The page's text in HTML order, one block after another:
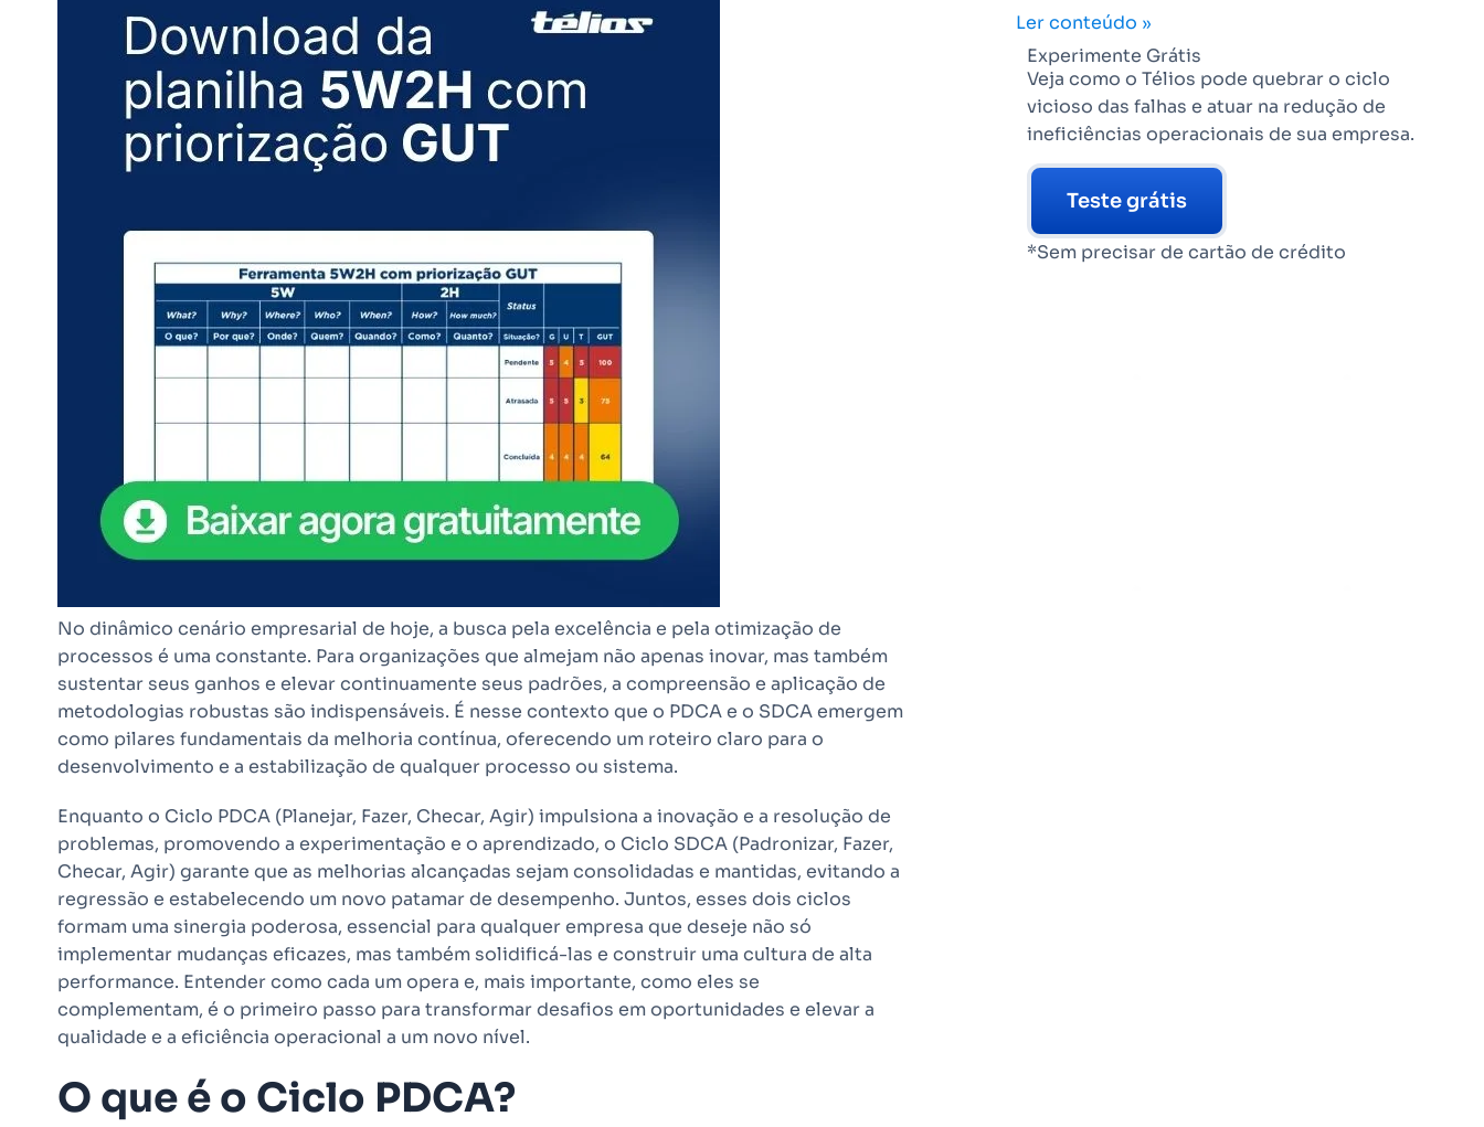
No dinâmico cenário empresarial de hoje, a busca pela excelência e pela otimização de
processos é uma constante. Para organizações que almejam não apenas inovar, mas também
sustentar seus ganhos e elevar continuamente seus padrões, a compreensão e aplicação de
metodologias robustas são indispensáveis. É nesse contexto que o PDCA e o SDCA emergem
como pilares fundamentais da melhoria contínua, oferecendo um roteiro claro para o
desenvolvimento e a estabilização de qualquer processo ou sistema.
Enquanto o Ciclo PDCA (Planejar, Fazer, Checar, Agir) impulsiona a inovação e a resolução de
problemas, promovendo a experimentação e o aprendizado, o Ciclo SDCA (Padronizar, Fazer,
Checar, Agir) garante que as melhorias alcançadas sejam consolidadas e mantidas, evitando a
regressão e estabelecendo um novo patamar de desempenho. Juntos, esses dois ciclos
formam uma sinergia poderosa, essencial para qualquer empresa que deseje não só
implementar mudanças eficazes, mas também solidificá-las e construir uma cultura de alta
performance. Entender como cada um opera e, mais importante, como eles se
complementam, é o primeiro passo para transformar desafios em oportunidades e elevar a
qualidade e a eficiência operacional a um novo nível.
O que é o Ciclo PDCA?
Ler conteúdo »
Experimente Grátis
Veja como o Télios pode quebrar o ciclo
vicioso das falhas e atuar na redução de
ineficiências operacionais de sua empresa.
Teste grátis
*Sem precisar de cartão de crédito